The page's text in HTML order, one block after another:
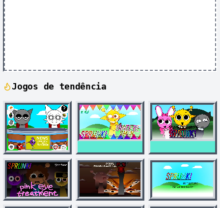
Jogos de tendência